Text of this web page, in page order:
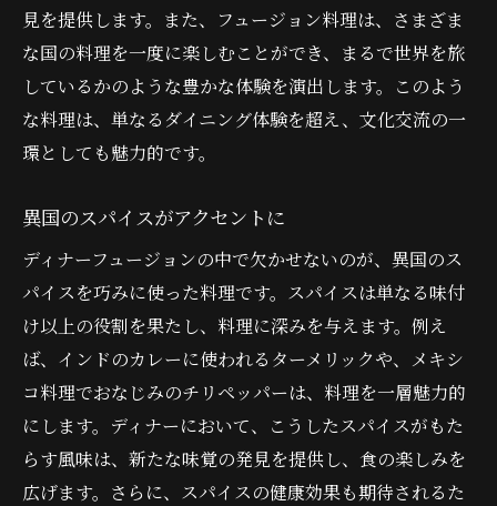
見を提供します。また、フュージョン料理は、さまざま
な国の料理を一度に楽しむことができ、まるで世界を旅
しているかのような豊かな体験を演出します。このよう
な料理は、単なるダイニング体験を超え、文化交流の一
環としても魅力的です。
異国のスパイスがアクセントに
ディナーフュージョンの中で欠かせないのが、異国のス
パイスを巧みに使った料理です。スパイスは単なる味付
け以上の役割を果たし、料理に深みを与えます。例え
ば、インドのカレーに使われるターメリックや、メキシ
コ料理でおなじみのチリペッパーは、料理を一層魅力的
にします。ディナーにおいて、こうしたスパイスがもた
らす風味は、新たな味覚の発見を提供し、食の楽しみを
広げます。さらに、スパイスの健康効果も期待されるた